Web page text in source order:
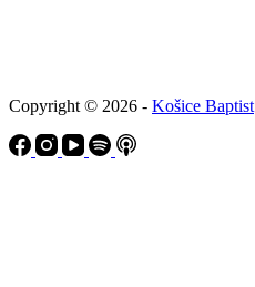
Copyright © 2026 - Košice Baptist